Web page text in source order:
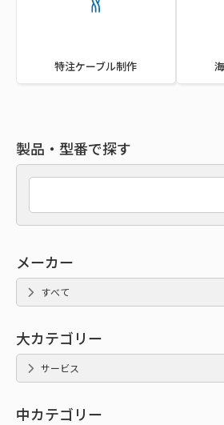
特注ケーブル制作
製品・型番で探す
メーカー
すべて
大カテゴリー
サービス
中カテゴリー